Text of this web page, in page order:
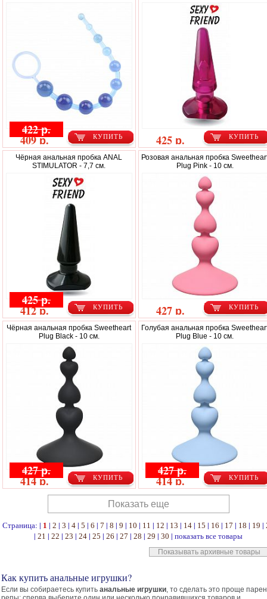
КУПИТЬ
422 р.
409 р. КУПИТЬ
425 р.
Чёрная анальная пробка ANAL
STIMULATOR - 7,7 см.
КУПИТЬ
425 р.
412 р.
Розовая анальная пробка
Plug Pink - 10 см.
КУПИТЬ
427 р.
Чёрная анальная пробка Sweetheart
Plug Black - 10 см.
КУПИТЬ
427 р.
414 р.
Голубая анальная пробка
Plug Blue - 10 см.
КУПИТЬ
427 р.
414 р.
Показать еще
Страница: | 1 |2 |3 |4 |5 |6 |7 |8 |9 | 10 | 11 | 12 | 13 | 14 | 15 | 16 | 17 | 18 | 19 |
|21 |22 |23 |24 |25 |26 |27 |28 |29 |30 |показать все товары
Показывать архивные товары
Как купить анальные игрушки?
Если вы собираетесь купить анальные игрушки, то сделать это проще